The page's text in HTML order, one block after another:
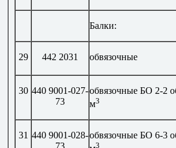
Балки:
29 442 2031 обвязочные
30 440 9001-027-
73
обвязочные БО 2-2
м3
31 440 9001-028-
73
обвязочные БО 6-3
3